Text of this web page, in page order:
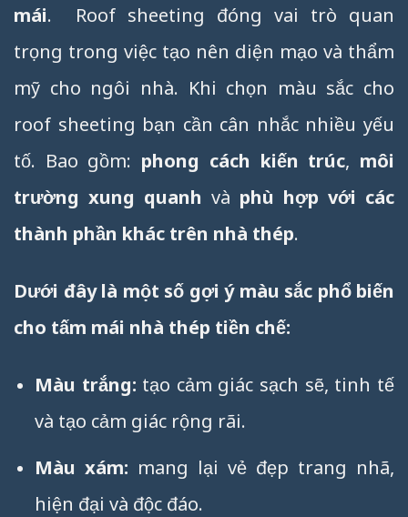
mái. Roof sheeting đóng vai trò quan
trọng trong việc tạo nên diện mạo và thẩm
mỹ cho ngôi nhà. Khi chọn màu sắc cho
roof sheeting bạn cần cân nhắc nhiều yếu
tố. Bao gồm: phong cách kiến trúc, môi
trường xung quanh và phù hợp với các
thành phần khác trên nhà thép.
Dưới đây là một số gợi ý màu sắc phổ biến
cho tấm mái nhà thép tiền chế:
Màu trắng: tạo cảm giác sạch sẽ, tinh tế
và tạo cảm giác rộng rãi.
Màu xám: mang lại vẻ đẹp trang nhã,
hiện đại và độc đáo.